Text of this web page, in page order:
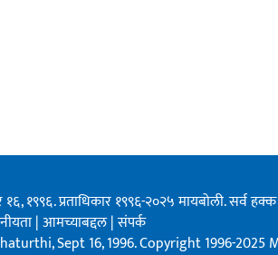
१९९६. प्रताधिकार १९९६-२०२५ मायबोली. सर्व
|आमच्याबद्दल|संपर्क
Sept 16, 1996. Copyright 1996-2025